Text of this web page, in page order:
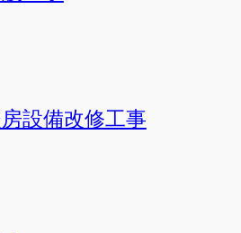
設備改修工事